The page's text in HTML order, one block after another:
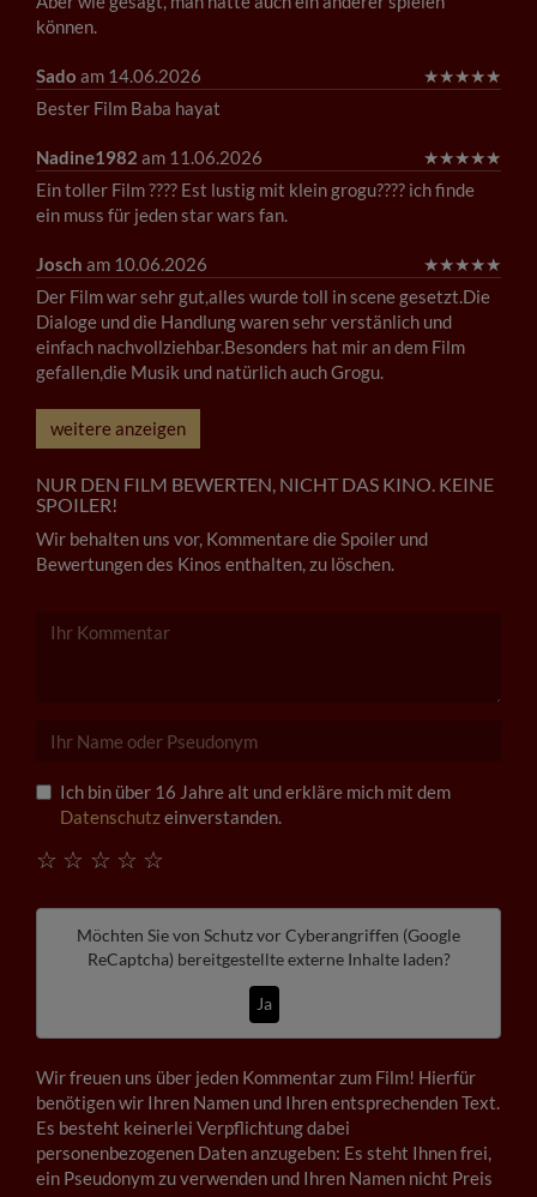
können.
Sado am 14.06.2026 ★★★★★
Bester Film Baba hayat
Nadine1982 am 11.06.2026 ★★★★★
Ein toller Film ???? Est lustig mit klein grogu???? ich finde
ein muss für jeden star wars fan.
Josch am 10.06.2026 ★★★★★
Der Film war sehr gut,alles wurde toll in scene gesetzt.Die
Dialoge und die Handlung waren sehr verstänlich und
einfach nachvollziehbar.Besonders hat mir an dem Film
gefallen,die Musik und natürlich auch Grogu.
weitere anzeigen
NUR DEN FILM BEWERTEN, NICHT DAS KINO. KEINE
SPOILER!
Wir behalten uns vor, Kommentare die Spoiler und
Bewertungen des Kinos enthalten, zu löschen.
Ich bin über 16 Jahre alt und erkläre mich mit dem
Datenschutzeinverstanden.
☆
☆
☆
☆
☆
Möchten Sie von Schutz vor Cyberangriffen (Google
ReCaptcha) bereitgestellte externe Inhalte laden?
Ja
Wir freuen uns über jeden Kommentar zum Film! Hierfür
benötigen wir Ihren Namen und Ihren entsprechenden Text.
Es besteht keinerlei Verpflichtung dabei
personenbezogenen Daten anzugeben: Es steht Ihnen frei,
ein Pseudonym zu verwenden und Ihren Namen nicht Preis